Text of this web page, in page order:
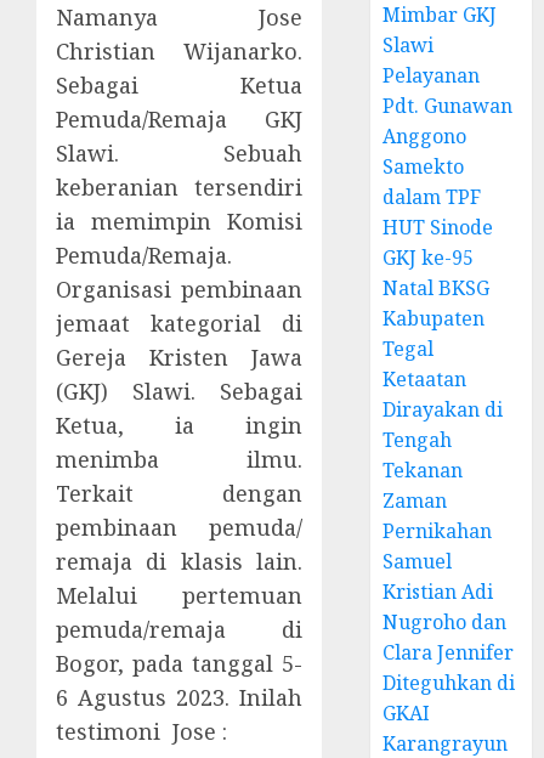
Namanya Jose
Christian Wijanarko.
Sebagai Ketua
Pemuda/Remaja GKJ
Slawi. Sebuah
keberanian tersendiri
ia memimpin Komisi
Pemuda/Remaja.
Organisasi pembinaan
jemaat kategorial di
Gereja Kristen Jawa
(GKJ) Slawi. Sebagai
Ketua, ia ingin
menimba ilmu.
Terkait dengan
pembinaan pemuda/
remaja di klasis lain.
Melalui pertemuan
pemuda/remaja di
Bogor, pada tanggal 5-
6 Agustus 2023. Inilah
testimoni Jose :
Mimbar GKJ
Slawi
Pelayanan
Pdt. Gunawan
Anggono
Samekto
dalam TPF
HUT Sinode
GKJ ke-95
Natal BKSG
Kabupaten
Tegal
Ketaatan
Dirayakan di
Tengah
Tekanan
Zaman
Pernikahan
Samuel
Kristian Adi
Nugroho dan
Clara Jennifer
Diteguhkan di
GKAI
Karangrayun